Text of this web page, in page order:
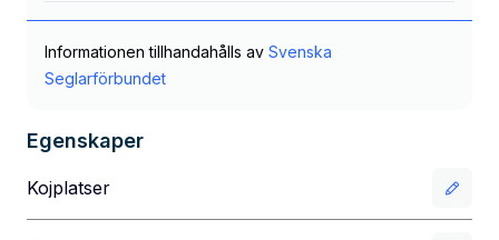
Informationen tillhandahålls av Svenska
Seglarförbundet
Egenskaper
Kojplatser